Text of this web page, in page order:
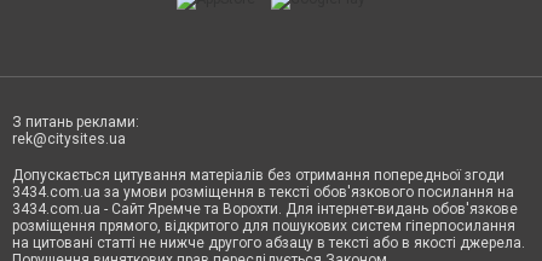
З питань реклами:
rek@citysites.ua
Допускається цитування матеріалів без отримання попередньої згоди
3434.com.ua за умови розміщення в тексті обов'язкового посилання на
3434.com.ua - Сайт Яремче та Ворохти. Для інтернет-видань обов'язкове
розміщення прямого, відкритого для пошукових систем гіперпосилання
на цитовані статті не нижче другого абзацу в тексті або в якості джерела.